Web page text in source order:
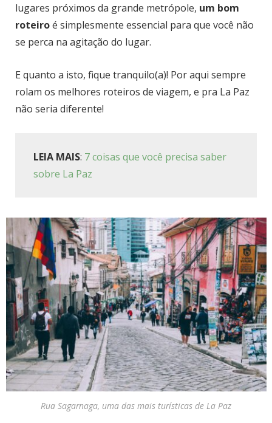
lugares próximos da grande metrópole, um bom
roteiroé simplesmente essencial para que você não
se perca na agitação do lugar.
E quanto a isto, fique tranquilo(a)! Por aqui sempre
rolam os melhores roteiros de viagem, e pra La Paz
não seria diferente!
LEIA MAIS: 7 coisas que você precisa saber
sobre La Paz
Rua Sagarnaga, uma das mais turísticas de La Paz